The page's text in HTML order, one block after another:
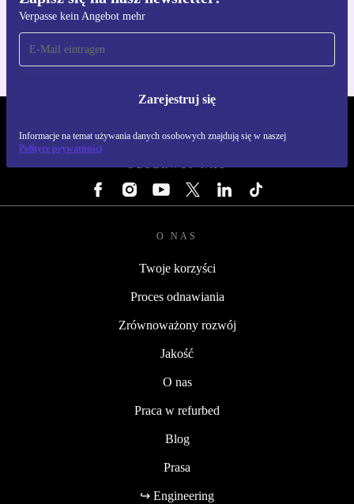
Verpasse kein Angebot mehr
Zarejestruj się
Informacje na temat używania danych osobowych znajdują się w naszej
Polityce prywatności
Dla iOS i Android
OBSERWUJ NAS
O NAS
Twoje korzyści
Proces odnawiania
Zrównoważony rozwój
Jakość
O nas
Praca w refurbed
Blog
Prasa
↪ Engineering